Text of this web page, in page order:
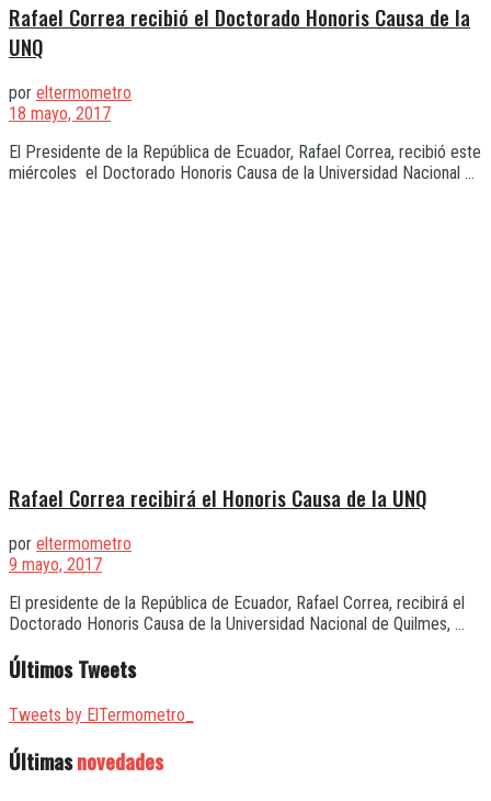
Rafael Correa recibió el Doctorado Honoris Causa de la
UNQ
por eltermometro
18 mayo, 2017
El Presidente de la República de Ecuador, Rafael Correa, recibió este
miércoles el Doctorado Honoris Causa de la Universidad Nacional ...
Rafael Correa recibirá el Honoris Causa de la UNQ
por eltermometro
9 mayo, 2017
El presidente de la República de Ecuador, Rafael Correa, recibirá el
Doctorado Honoris Causa de la Universidad Nacional de Quilmes, ...
Últimos Tweets
Tweets by ElTermometro_
Últimasnovedades